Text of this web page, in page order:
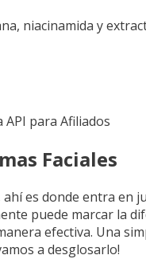
niacinamida y
API para Afiliados
Faciales
es donde entra en
puede marcar la
efectiva. Una
a desglosarlo!